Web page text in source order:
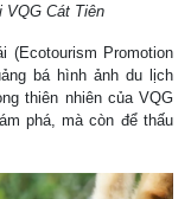
VQG Cát Tiên
(Ecotourism Promotion
bá hình ảnh du lịch
thiên nhiên của VQG
phá, mà còn để thấu